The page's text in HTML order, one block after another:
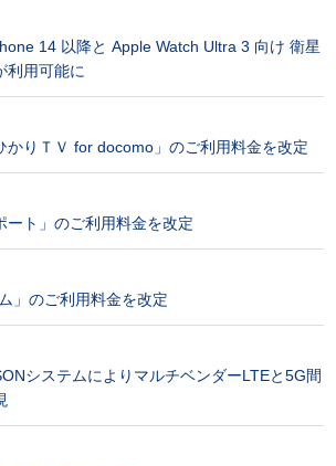
14 以降と Apple Watch Ultra 3 向け 衛星
利用可能に
かりＴＶ for docomo」のご利用料金を改定
ート」のご利用料金を改定
」のご利用料金を改定
システムによりマルチベンダーLTEと5G間